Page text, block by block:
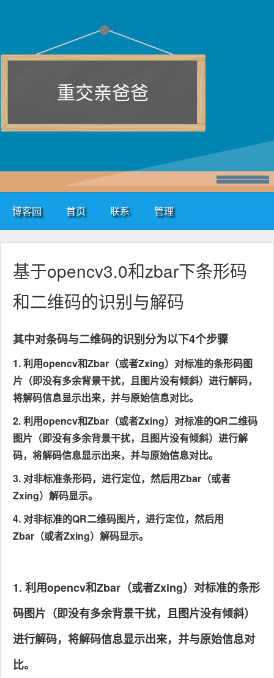
重交亲爸爸
博客园 首页 联系 管理
基于opencv3.0和zbar下条形码
和二维码的识别与解码
其中对条码与二维码的识别分为以下4个步骤
1. 利用opencv和Zbar（或者Zxing）对标准的条形码图
片（即没有多余背景干扰，且图片没有倾斜）进行解码，
将解码信息显示出来，并与原始信息对比。
2. 利用opencv和Zbar（或者Zxing）对标准的QR二维码
图片（即没有多余背景干扰，且图片没有倾斜）进行解
码，将解码信息显示出来，并与原始信息对比。
3. 对非标准条形码，进行定位，然后用Zbar（或者
Zxing）解码显示。
4. 对非标准的QR二维码图片， 进行定位，然后用
Zbar（或者Zxing）解码显示。
1. 利用opencv和Zbar（或者Zxing）对标准的条形
码图片（即没有多余背景干扰，且图片没有倾斜）
进行解码，将解码信息显示出来，并与原始信息对
比。